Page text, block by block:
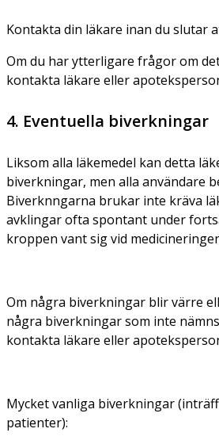
Kontakta din läkare inan du slutar
Om du har ytterligare frågor om
kontakta läkare eller
4. Eventuella biverkningar
Liksom alla läkemedel kan detta
biverkningar, men alla användare
Biverknngarna brukar inte kräva
avklingar ofta spontant under
kroppen vant sig vid
Om några biverkningar blir värre
några biverkningar som inte
kontakta läkare eller
Mycket vanliga biverkningar
patienter):